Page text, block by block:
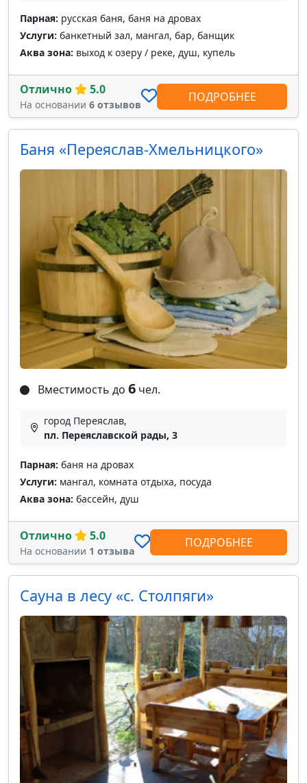
Парная: русская баня, баня на дровах
Услуги: банкетный зал, мангал, бар, банщик
Аква зона: выход к озеру / реке, душ, купель
Отлично 5.0
На основании 6 отзывов
ПОДРОБНЕЕ
Баня «Переяслав-Хмельницкого»
Вместимость до 6 чел.
город Переяслав,
пл. Переяславской рады, 3
Парная: баня на дровах
Услуги: мангал, комната отдыха, посуда
Аква зона: бассейн, душ
Отлично 5.0
На основании 1 отзыва
ПОДРОБНЕЕ
Сауна в лесу «с. Столпяги»